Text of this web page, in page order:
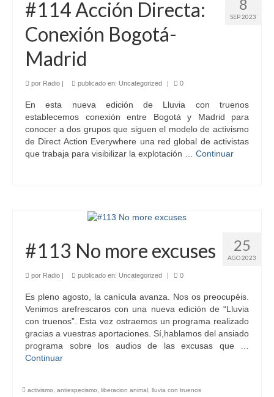
8
SEP 2023
#114 Acción Directa:
Conexión Bogotá-
Madrid
por Radio | publicado en: Uncategorized | 0
En esta nueva edición de Lluvia con truenos
establecemos conexión entre Bogotá y Madrid para
conocer a dos grupos que siguen el modelo de activismo
de Direct Action Everywhere una red global de activistas
que trabaja para visibilizar la explotación … Continuar
25
AGO 2023
#113 No more excuses
por Radio | publicado en: Uncategorized | 0
Es pleno agosto, la canícula avanza. Nos os preocupéis.
Venimos arefrescaros con una nueva edición de “Lluvia
con truenos”. Esta vez ostraemos un programa realizado
gracias a vuestras aportaciones. Sí,hablamos del ansiado
programa sobre los audios de las excusas que …
Continuar
activismo antiespecismo liberacion animal lluvia con truenos